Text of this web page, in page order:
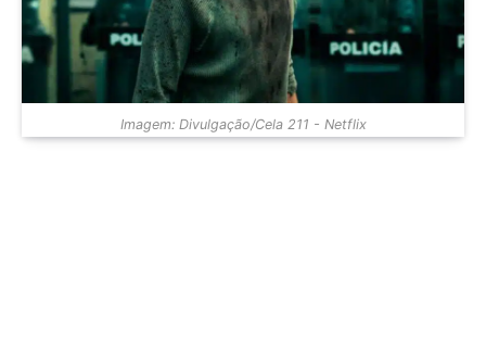
Imagem: Divulgação/Cela 211 - Netflix